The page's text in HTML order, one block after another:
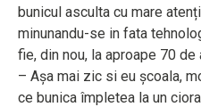
bunicul asculta cu mare
minunandu-se in fata
fie, din nou, la aproape 70 de
– Așa mai zic si eu școala,
ce bunica împletea la un